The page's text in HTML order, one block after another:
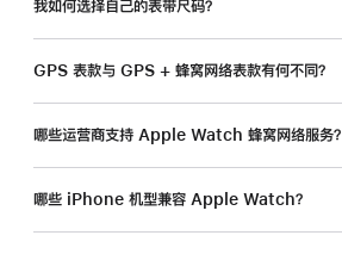
我如何选择自己的表带尺码？
GPS 表款与 GPS + 蜂窝网络表款有何不同？
哪些运营商支持 Apple Watch 蜂窝网络服务？
哪些 iPhone 机型兼容 Apple Watch？